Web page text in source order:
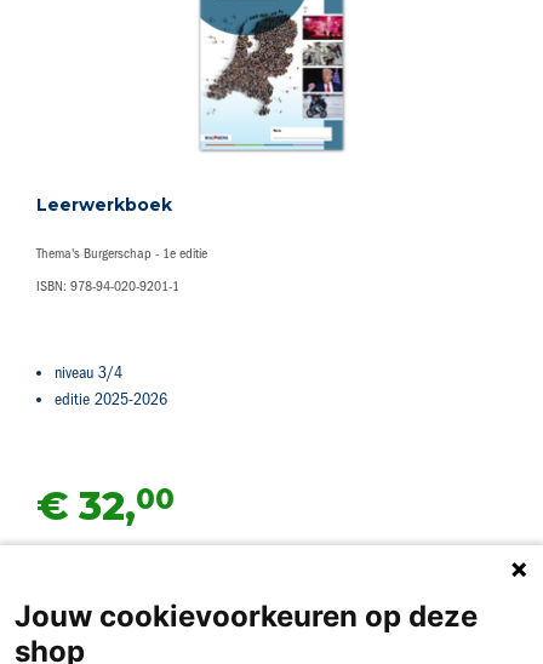
Leerwerkboek
Thema's Burgerschap - 1e editie
ISBN: 978-94-020-9201-1
niveau 3/4
editie 2025-2026
€ 32,00
Jouw cookievoorkeuren op deze
shop